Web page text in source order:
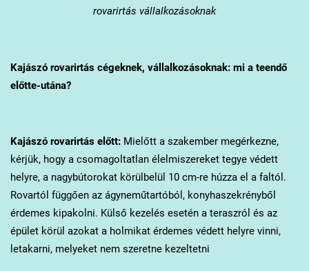
rovarirtás vállalkozásoknak
Kajászórovarirtás cégeknek, vállalkozásoknak: mi a teendő
előtte-utána?
Kajászórovarirtás előtt:Mielőtt a szakember megérkezne,
kérjük, hogy a csomagoltatlan élelmiszereket tegye védett
helyre, a nagybútorokat körülbelül 10 cm-re húzza el a faltól.
Rovartól függően az ágyneműtartóból, konyhaszekrényből
érdemes kipakolni. Külső kezelés esetén a teraszról és az
épület körül azokat a holmikat érdemes védett helyre vinni,
letakarni, melyeket nem szeretne kezeltetni